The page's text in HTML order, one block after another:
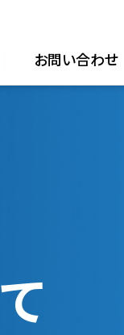
お問い合わせ